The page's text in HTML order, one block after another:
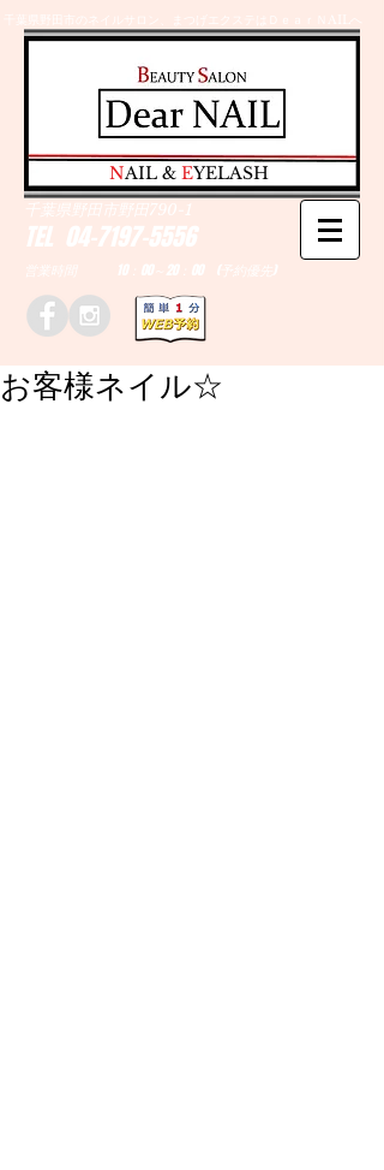
千葉県野田市のネイルサロン、まつげエクステはＤｅａｒＮAILへ
TEL 04-7197-5556
営業時間 10：00～20：00 (予約優先)
千葉県野田市野田790-1
​NAIL & EYELASH
お客様ネイル☆